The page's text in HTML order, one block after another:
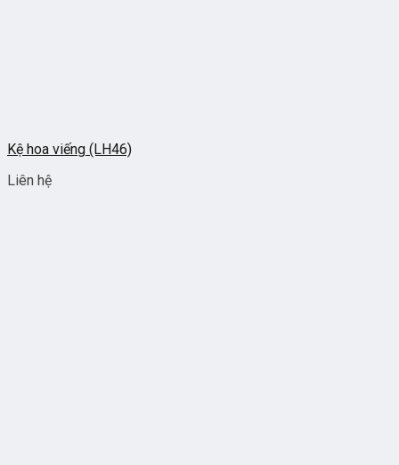
Kệ hoa viếng (LH46)
Liên hệ